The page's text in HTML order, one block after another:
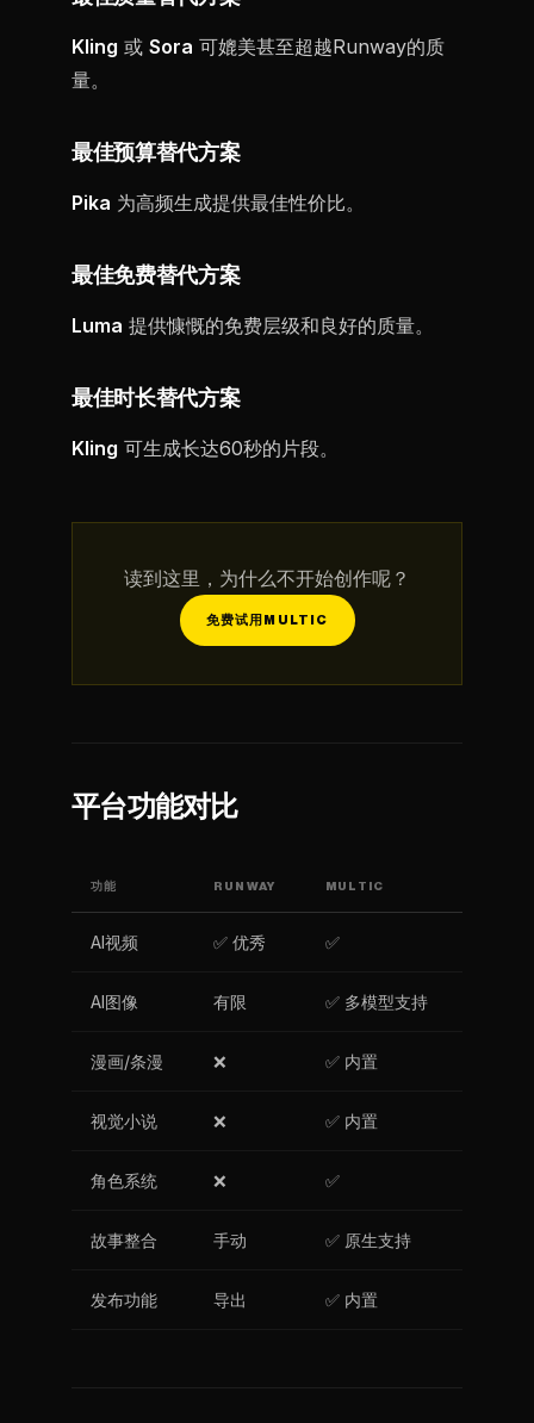
Kling 或 Sora 可媲美甚至超越Runway的质
量。
最佳预算替代方案
Pika 为高频生成提供最佳性价比。
最佳免费替代方案
Luma 提供慷慨的免费层级和良好的质量。
最佳时长替代方案
Kling 可生成长达60秒的片段。
读到这里，为什么不开始创作呢？
免费试用MULTIC
平台功能对比
功能 RUNWAY MULTIC
AI视频 ✅ 优秀 ✅
AI图像 有限 ✅ 多模型支持
漫画/条漫 ❌ ✅ 内置
视觉小说 ❌ ✅ 内置
角色系统 ❌ ✅
故事整合 手动 ✅ 原生支持
发布功能 导出 ✅ 内置